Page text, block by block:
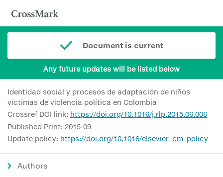
Document is current
Any future updates will be listed below
Identidad social y procesos de adaptación de niños
víctimas de violencia política en Colombia
Crossref DOI link: https://doi.org/10.1016/j.rlp.2015.06.006
Published Print: 2015-09
Update policy: https://doi.org/10.1016/elsevier_cm_policy
Authors